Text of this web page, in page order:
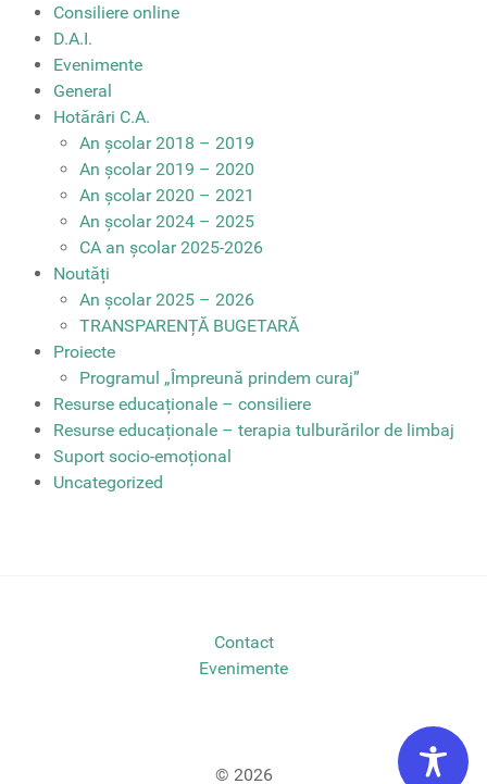
Consiliere online
D.A.I.
Evenimente
General
Hotărâri C.A.
An școlar 2018 – 2019
An școlar 2019 – 2020
An școlar 2020 – 2021
An școlar 2024 – 2025
CA an școlar 2025-2026
Noutăți
An școlar 2025 – 2026
TRANSPARENȚĂ BUGETARĂ
Proiecte
Programul „Împreună prindem curaj”
Resurse educaționale – consiliere
Resurse educaționale – terapia tulburărilor de limbaj
Suport socio-emoțional
Uncategorized
Contact
Evenimente
© 2026